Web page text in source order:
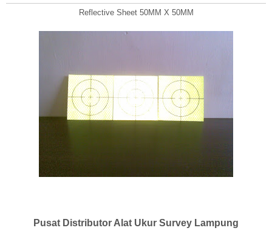
Reflective Sheet 50MM X 50MM
Pusat Distributor Alat Ukur Survey Lampung